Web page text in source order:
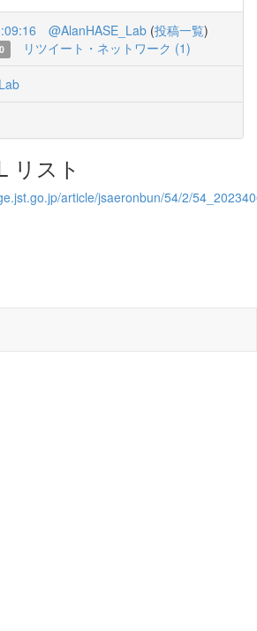
@AlanHASE_Lab (投稿一覧)
リツイート・ネットワーク (1)
リスト
article/jsaeronbun/54/2/